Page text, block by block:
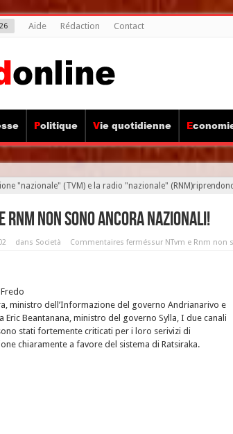
Aide Rédaction Contact
Politique Vie quotidienne
"nazionale" (TVM) e la radio "nazionale"
Rnm non sono ancora nazionali!
dans Società Commentaires ferméssur NTvm e Rnm non
ministro dell’Informazione del governo Andrianarivo e
Eric Beantanana, ministro del governo Sylla, I due canali
stati fortemente criticati per i loro serivizi di
chiaramente a favore del sistema di Ratsiraka.